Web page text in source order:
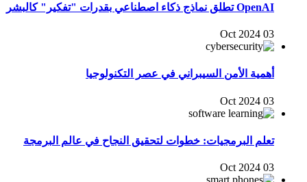
OpenAI تطلق نماذج ذكاء اصطناعي بقدرات "تفكير" كالبشر
03 Oct 2024
أهمية الأمن السيبراني في عصر التكنولوجيا
03 Oct 2024
تعلم البرمجيات: خطوات لتحقيق النجاح في عالم البرمجة
03 Oct 2024